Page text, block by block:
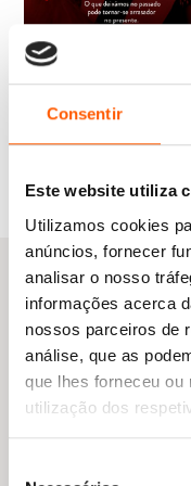
Consentir
Este website utiliza
Utilizamos cookies
anúncios, fornecer
analisar o nosso
informações acerca
nossos parceiros de
análise, que as
que lhes forneceu ou
utilização dos
Os Nossos Pecados
J. Kenner
Outras